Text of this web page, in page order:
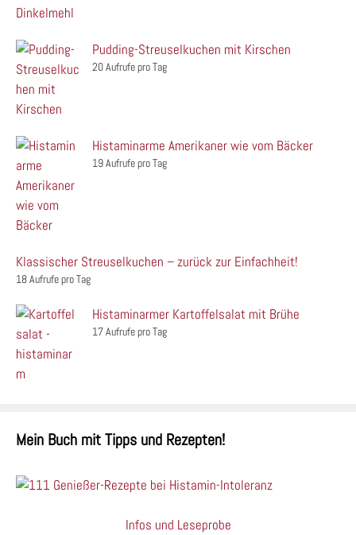
Pudding-Streuselkuchen mit Kirschen
20 Aufrufe pro Tag
Histaminarme Amerikaner wie vom Bäcker
19 Aufrufe pro Tag
Klassischer Streuselkuchen – zurück zur Einfachheit!
18 Aufrufe pro Tag
Histaminarmer Kartoffelsalat mit Brühe
17 Aufrufe pro Tag
Mein Buch mit Tipps und Rezepten!
Infos und Leseprobe